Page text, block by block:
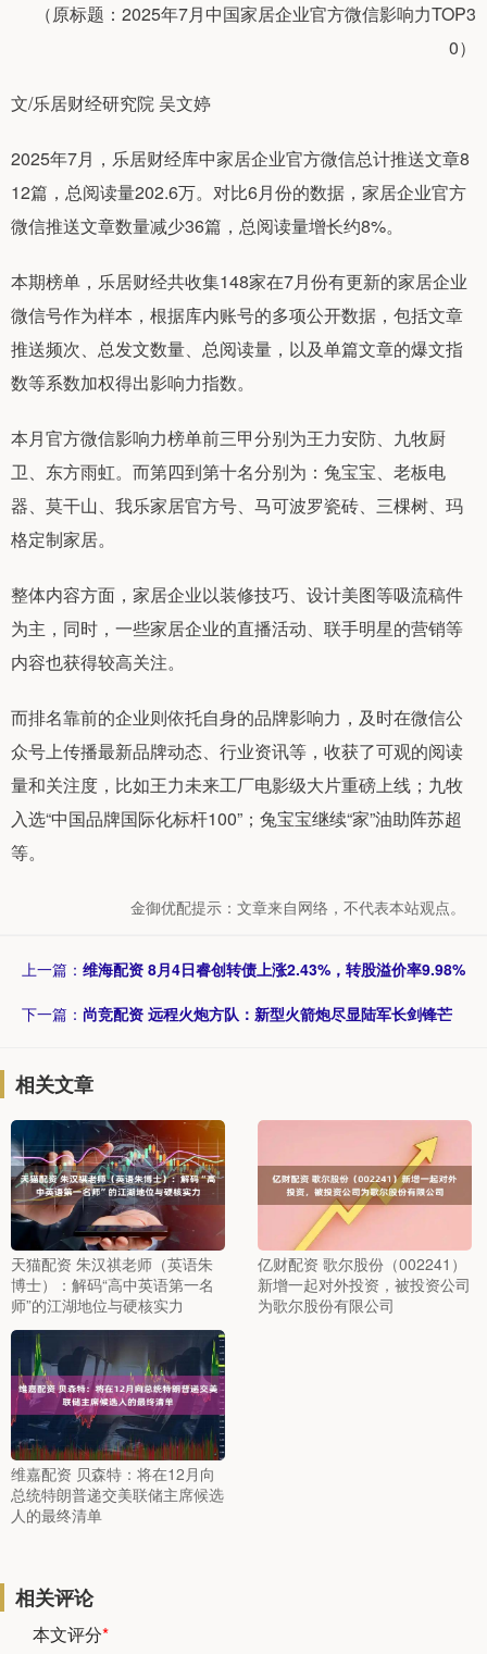
（原标题：2025年7月中国家居企业官方微信影响力TOP3
0）
文/乐居财经研究院 吴文婷
2025年7月，乐居财经库中家居企业官方微信总计推送文章8
12篇，总阅读量202.6万。对比6月份的数据，家居企业官方
微信推送文章数量减少36篇，总阅读量增长约8%。
本期榜单，乐居财经共收集148家在7月份有更新的家居企业
微信号作为样本，根据库内账号的多项公开数据，包括文章
推送频次、总发文数量、总阅读量，以及单篇文章的爆文指
数等系数加权得出影响力指数。
本月官方微信影响力榜单前三甲分别为王力安防、九牧厨
卫、东方雨虹。而第四到第十名分别为：兔宝宝、老板电
器、莫干山、我乐家居官方号、马可波罗瓷砖、三棵树、玛
格定制家居。
整体内容方面，家居企业以装修技巧、设计美图等吸流稿件
为主，同时，一些家居企业的直播活动、联手明星的营销等
内容也获得较高关注。
而排名靠前的企业则依托自身的品牌影响力，及时在微信公
众号上传播最新品牌动态、行业资讯等，收获了可观的阅读
量和关注度，比如王力未来工厂电影级大片重磅上线；九牧
入选“中国品牌国际化标杆100”；兔宝宝继续“家”油助阵苏超
等。
金御优配提示：文章来自网络，不代表本站观点。
上一篇： 维海配资 8月4日睿创转债上涨2.43%，转股溢价率9.98%
下一篇： 尚竞配资 远程火炮方队：新型火箭炮尽显陆军长剑锋芒
相关文章
天猫配资 朱汉祺老师（英语朱
博士）：解码“高中英语第一名
师”的江湖地位与硬核实力
亿财配资 歌尔股份（002241）
新增一起对外投资，被投资公司
为歌尔股份有限公司
维嘉配资 贝森特：将在12月向
总统特朗普递交美联储主席候选
人的最终清单
相关评论
本文评分*